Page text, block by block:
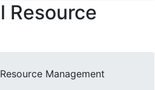
Resource
Management